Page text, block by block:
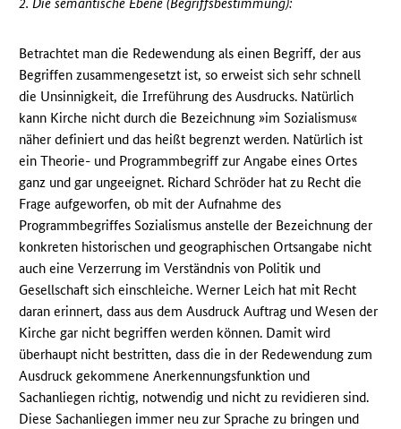
Betrachtet man die Redewendung als einen Begriff, der aus
Begriffen zusammengesetzt ist, so erweist sich sehr schnell
die Unsinnigkeit, die Irreführung des Ausdrucks. Natürlich
kann Kirche nicht durch die Bezeichnung »im Sozialismus«
näher definiert und das heißt begrenzt werden. Natürlich ist
ein Theorie- und Programmbegriff zur Angabe eines Ortes
ganz und gar ungeeignet. Richard Schröder hat zu Recht die
Frage aufgeworfen, ob mit der Aufnahme des
Programmbegriffes Sozialismus anstelle der Bezeichnung der
konkreten historischen und geographischen Ortsangabe nicht
auch eine Verzerrung im Verständnis von Politik und
Gesellschaft sich einschleiche. Werner Leich hat mit Recht
daran erinnert, dass aus dem Ausdruck Auftrag und Wesen der
Kirche gar nicht begriffen werden können. Damit wird
überhaupt nicht bestritten, dass die in der Redewendung zum
Ausdruck gekommene Anerkennungsfunktion und
Sachanliegen richtig, notwendig und nicht zu revidieren sind.
Diese Sachanliegen immer neu zur Sprache zu bringen und